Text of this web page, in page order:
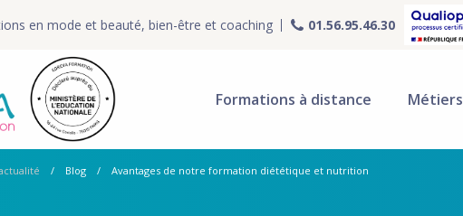
en mode et beauté, bien-être et coaching 01.56.95.46.30
Formations à distance Métiers
Blog Avantages de notre formation diététique et nutrition